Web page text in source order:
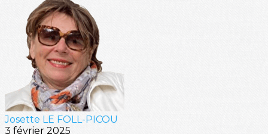
Josette LE FOLL-PICOU
3 février 2025